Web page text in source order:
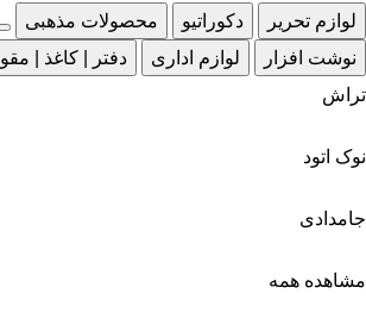
لوازم تحریر
دکوراتیو
محصولات مذهبی
نوشت افزار
لوازم اداری دفتر | کاغذ | مقوا
تراش
نوک اتود
جامدادی
مشاهده همه